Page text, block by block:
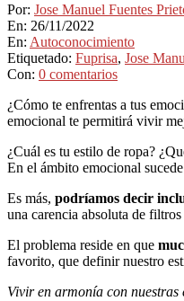
Por: Jose Manuel Fuentes
En: 26/11/2022
En: Autoconocimiento
Etiquetado: Fuprisa, Jose
Con: 0 comentarios
¿Cómo te enfrentas a tus
emocional te permitirá vivir
¿Cuál es tu estilo de ropa?
En el ámbito emocional
Es más, podríamos decir
una carencia absoluta de
El problema reside en que
favorito, que definir nuestro
Vivir en armonía con nuestras